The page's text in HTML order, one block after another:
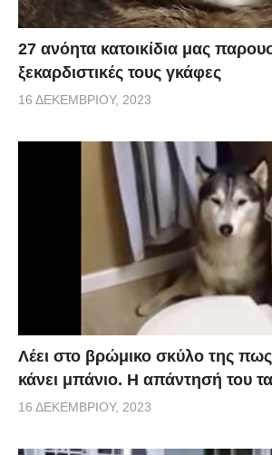
27 ανόητα κατοικίδια μας
ξεκαρδιστικές τους γκάφες
16 ΔΕΚΕΜΒΡΊΟΥ, 2023
Λέει στο βρώμικο σκύλο της
κάνει μπάνιο. Η απάντησή του
16 ΔΕΚΕΜΒΡΊΟΥ, 2023